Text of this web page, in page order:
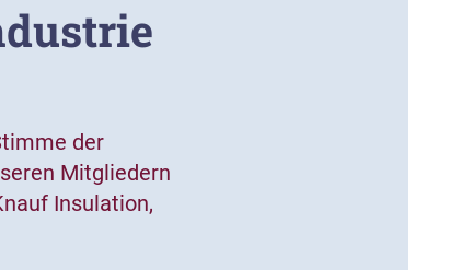
der
Mitgliedern
Insulation,